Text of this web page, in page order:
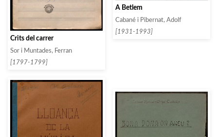
Crits del carrer
Sor i Muntades, Ferran
[1797-1799]
A Betlem
Cabané i Pibernat, Adolf
[1931-1993]